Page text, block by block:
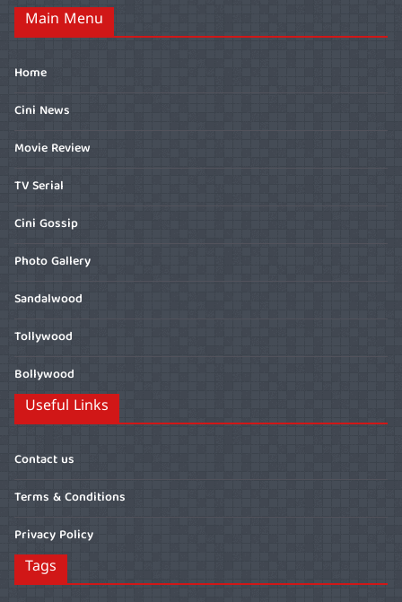
Main Menu
Home
Cini News
Movie Review
TV Serial
Cini Gossip
Photo Gallery
Sandalwood
Tollywood
Bollywood
Useful Links
Contact us
Terms & Conditions
Privacy Policy
Tags